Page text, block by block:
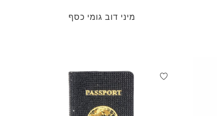
מיני דוב גומי כסף